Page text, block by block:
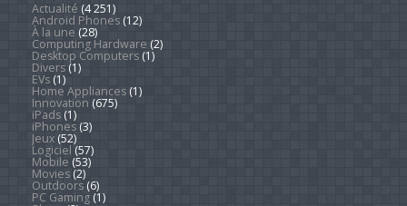
Actualité (4 251)
Android Phones(12)
À la une (28)
Computing Hardware (2)
Desktop Computers(1)
Divers(1)
EVs(1)
Home Appliances(1)
Innovation (675)
iPads(1)
iPhones(3)
Jeux(52)
Logiciel (57)
Mobile (53)
Movies(2)
Outdoors(6)
PC Gaming(1)